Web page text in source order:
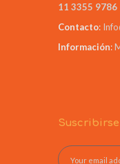
11 3355 9786
Contacto:
Información:
Suscribirse